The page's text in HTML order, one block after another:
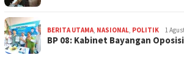
BERITA UTAMA, NASIONAL, POLITIK 1
BP 08: Kabinet Bayangan